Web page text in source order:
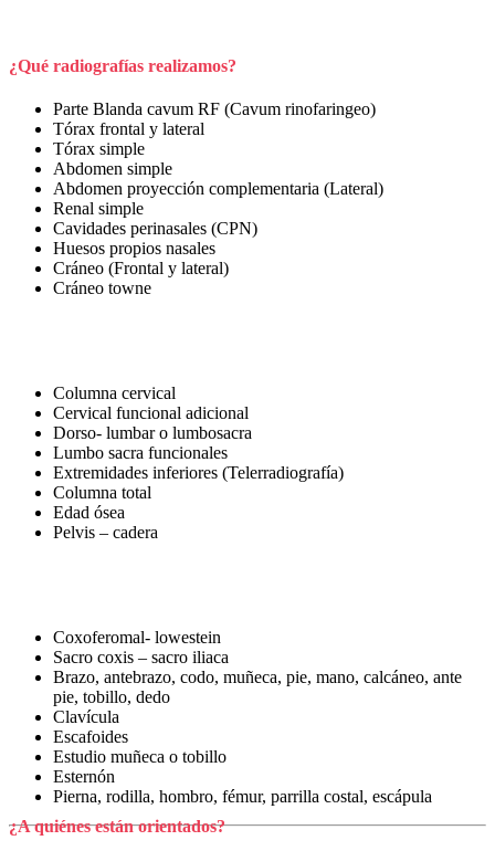
¿Qué radiografías realizamos?
Parte Blanda cavum RF (Cavum rinofaringeo)
Tórax frontal y lateral
Tórax simple
Abdomen simple
Abdomen proyección complementaria (Lateral)
Renal simple
Cavidades perinasales (CPN)
Huesos propios nasales
Cráneo (Frontal y lateral)
Cráneo towne
Columna cervical
Cervical funcional adicional
Dorso- lumbar o lumbosacra
Lumbo sacra funcionales
Extremidades inferiores (Telerradiografía)
Columna total
Edad ósea
Pelvis – cadera
Coxoferomal- lowestein
Sacro coxis – sacro iliaca
Brazo, antebrazo, codo, muñeca, pie, mano, calcáneo, ante
pie, tobillo, dedo
Clavícula
Escafoides
Estudio muñeca o tobillo
Esternón
Pierna, rodilla, hombro, fémur, parrilla costal, escápula
¿A quiénes están orientados?